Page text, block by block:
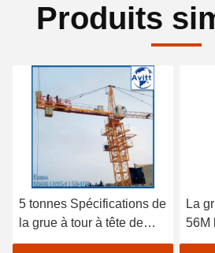
Produits
5 tonnes Spécifications de
la grue à tour à tête de
chat pour les projets de
La
56M